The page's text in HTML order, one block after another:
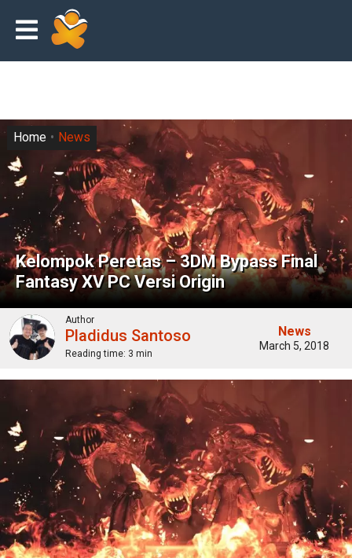
Kelompok Peretas – 3DM Bypass Final
Fantasy XV PC Versi Origin
Home News
Author
Pladidus Santoso
Reading time: 3 min
News
March 5, 2018